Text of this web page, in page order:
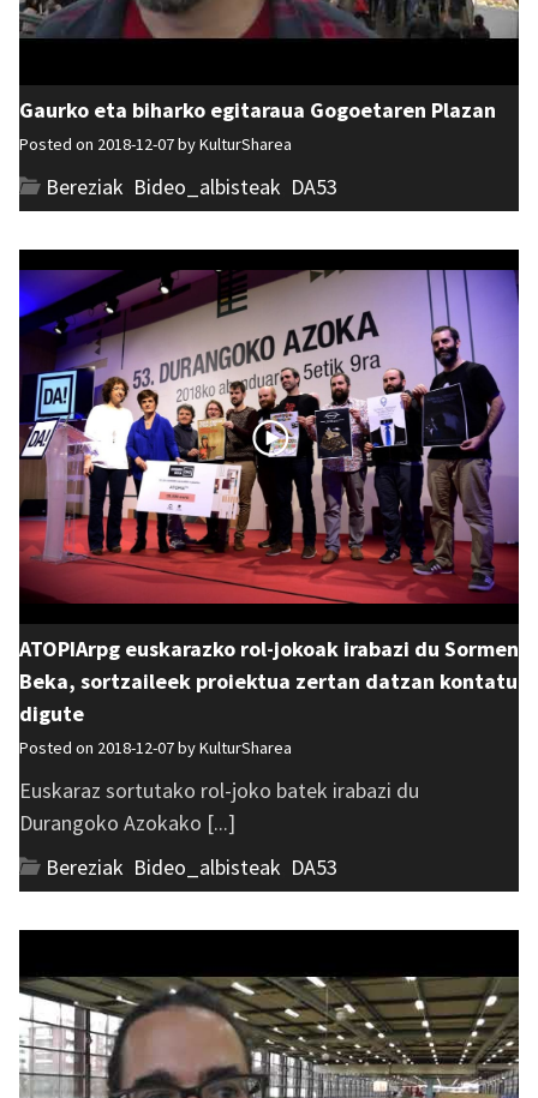
Gaurko eta biharko egitaraua Gogoetaren Plazan
Posted on 2018-12-07 byKulturSharea
Bereziak Bideo_albisteak DA53
ATOPIArpg euskarazko rol-jokoak irabazi du Sormen
Beka, sortzaileek proiektua zertan datzan kontatu
digute
Posted on 2018-12-07 byKulturSharea
Euskaraz sortutako rol-joko batek irabazi du
Durangoko Azokako [...]
Bereziak Bideo_albisteak DA53